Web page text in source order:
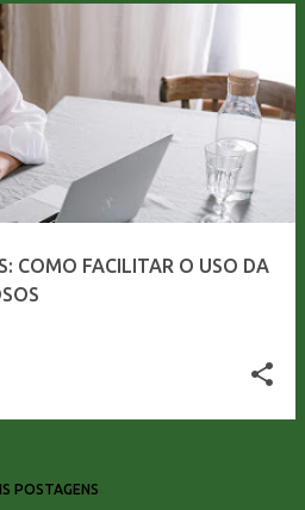
COMO FACILITAR O USO DA
POSTAGENS